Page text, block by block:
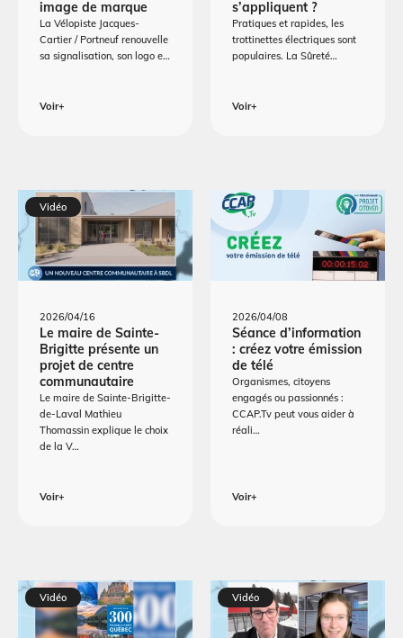
image de marque
La Vélopiste Jacques-
Cartier / Portneuf renouvelle
sa signalisation, son logo e…
Voir+
s’appliquent ?
Pratiques et rapides, les
trottinettes électriques sont
populaires. La Sûreté…
Voir+
Vidéo
2026/04/16
Le maire de Sainte-
Brigitte présente un
projet de centre
communautaire
Le maire de Sainte-Brigitte-
de-Laval Mathieu
Thomassin explique le choix
de la V…
Voir+
2026/04/08
Séance d’information
: créez votre émission
de télé
Organismes, citoyens
engagés ou passionnés :
CCAP.Tv peut vous aider à
réali…
Voir+
Vidéo Vidéo